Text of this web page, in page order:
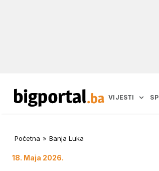
VIJESTI
Početna » Banja Luka
18. Maja 2026.